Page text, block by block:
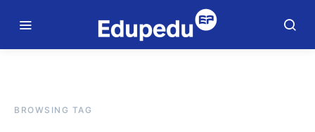
BROWSING TAG